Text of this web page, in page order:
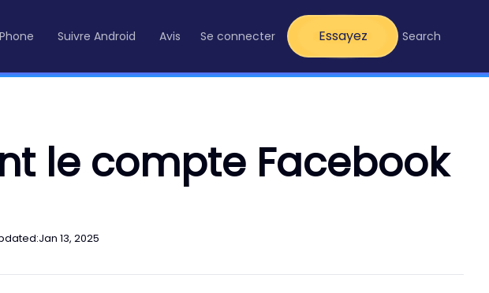
Suivre Android Avis Se connecter Essayez Search
le compte Facebook
Jan 13, 2025